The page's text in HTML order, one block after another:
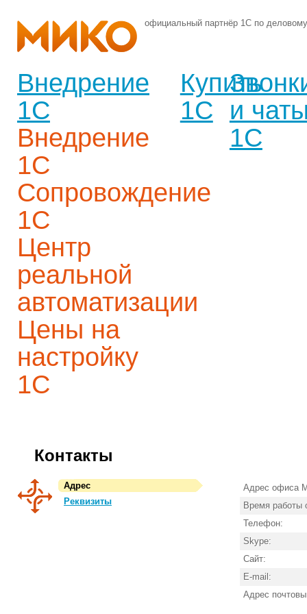
официальный партнёр 1С по
Внедрение
1С
Внедрение
1С
Сопровождение
1С
Центр
реальной
автоматизации
Цены на
настройку
1С
Купить
1С
и
1С
Контакты
Адрес
Реквизиты
Адрес офиса
Время работы
Телефон:
Skype:
Сайт:
E-mail:
Адрес